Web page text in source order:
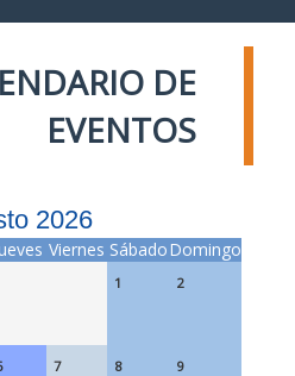
DE
EVENTOS
2026
Viernes SábadoDomingo
1 2
7 8 9